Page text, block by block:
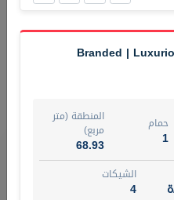
71.39
الشيكات
رقم الوسيط
أتصل
خريطة
Branded |
حمام
1
المنطقة (متر
مربع)
68.93
الشيكات
4